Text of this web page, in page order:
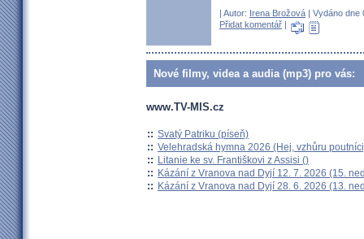
| Autor: Irena Brožová | Vydáno dne
Přidat komentář |
Nové filmy, videa a audia (mp3) pro vás:
www.TV-MIS.cz
:: Svatý Patriku (píseň)
:: Velehradská hymna 2026 (Hej, vzhůru
:: Litanie ke sv. Františkovi z Assisi ()
:: Kázání z Vranova nad Dyjí 12. 7. 2026 (15.
:: Kázání z Vranova nad Dyjí 28. 6. 2026 (13.